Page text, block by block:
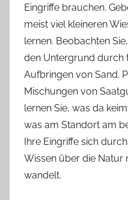
Eingriffe brauchen.
meist viel kleineren
lernen. Beobachten
den Untergrund durch
Aufbringen von Sand.
Mischungen von
lernen Sie, was da
was am Standort am
Ihre Eingriffe sich
Wissen über die Natur
wandelt.